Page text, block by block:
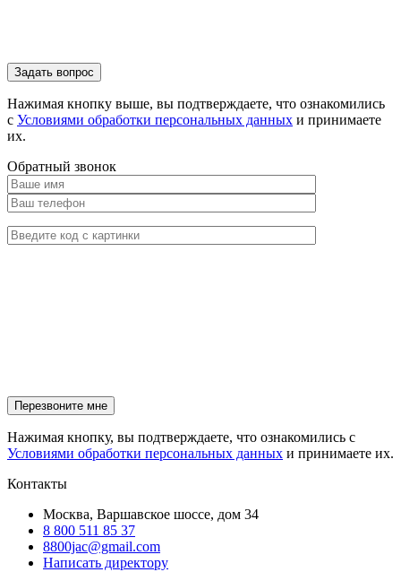
Нажимая кнопку выше, вы подтверждаете, что ознакомились
с Условиями обработки персональных данных и принимаете
их.
Обратный звонок
Нажимая кнопку, вы подтверждаете, что ознакомились с
Условиями обработки персональных данных и принимаете их.
Контакты
Москва, Варшавское шоссе, дом 34
8 800 511 85 37
8800jac@gmail.com
Написать директору